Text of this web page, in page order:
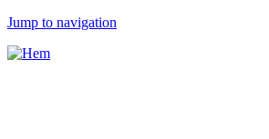
Jump to navigation